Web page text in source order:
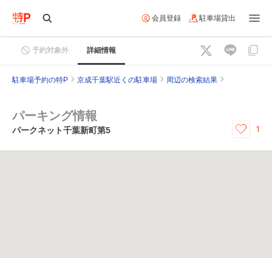
会員登録 駐車場貸出
予約対象外 詳細情報
駐車場予約の特P 京成千葉駅近くの駐車場 周辺の検索結果
パーキング情報
パークネット千葉新町第5 1